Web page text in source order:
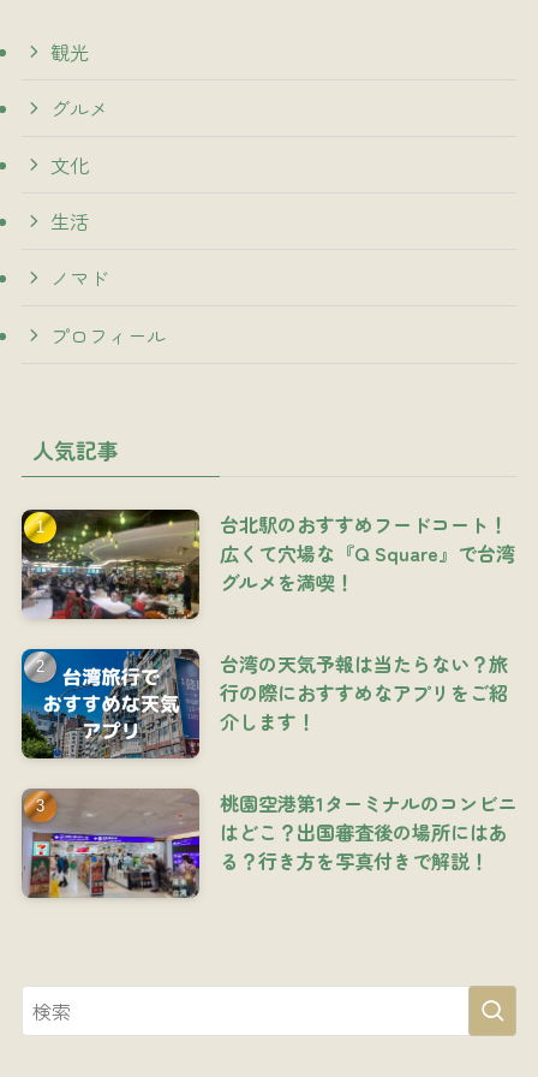
観光
グルメ
文化
生活
ノマド
プロフィール
人気記事
台北駅のおすすめフードコート！
広くて穴場な『Q Square』で台湾
グルメを満喫！
台湾の天気予報は当たらない？旅
行の際におすすめなアプリをご紹
介します！
桃園空港第1ターミナルのコンビニ
はどこ？出国審査後の場所にはあ
る？行き方を写真付きで解説！